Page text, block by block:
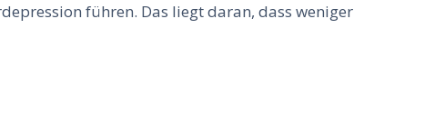
führen. Das liegt daran, dass weniger